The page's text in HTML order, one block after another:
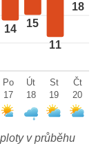
14 15
11
18
Po
17
Út
18
St
19
Čt
20
v průběhu